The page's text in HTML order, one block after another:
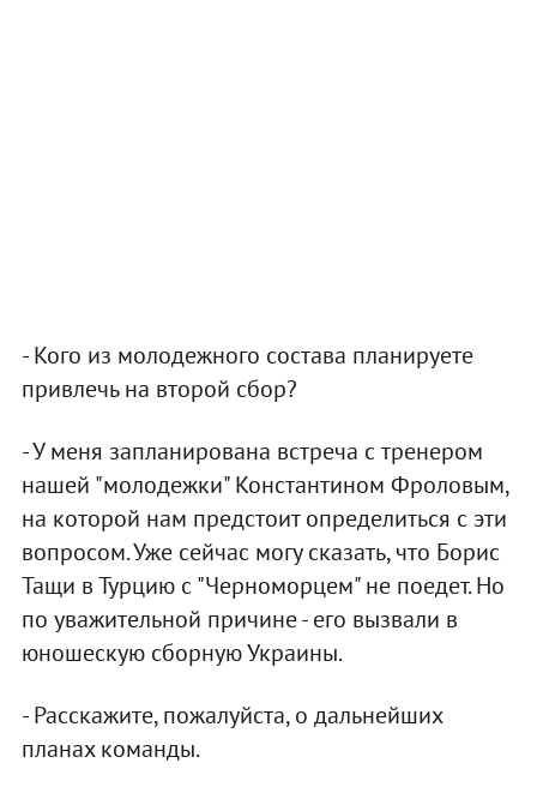
- Кого из молодежного состава планируете
привлечь на второй сбор?
- У меня запланирована встреча с тренером
нашей "молодежки" Константином Фроловым,
на которой нам предстоит определиться с эти
вопросом. Уже сейчас могу сказать, что Борис
Тащи в Турцию с "Черноморцем" не поедет. Но
по уважительной причине - его вызвали в
юношескую сборную Украины.
- Расскажите, пожалуйста, о дальнейших
планах команды.